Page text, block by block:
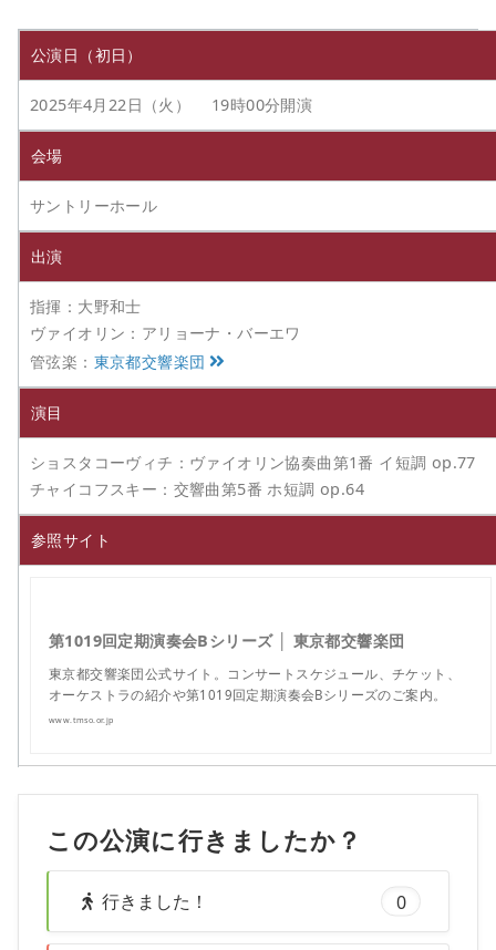
公演日（初日）
2025年4月22日（火） 19時00分開演
会場
サントリーホール
出演
指揮：大野和士
ヴァイオリン：アリョーナ・バーエワ
管弦楽： 東京都交響楽団
演目
ショスタコーヴィチ：ヴァイオリン協奏曲第1番 イ短調 op.77
チャイコフスキー：交響曲第5番 ホ短調 op.64
参照サイト
第1019回定期演奏会Bシリーズ │ 東京都交響楽団
東京都交響楽団公式サイト。コンサートスケジュール、チケット、
オーケストラの紹介や第1019回定期演奏会Bシリーズのご案内。
www.tmso.or.jp
この公演に行きましたか？
行きました！ 0